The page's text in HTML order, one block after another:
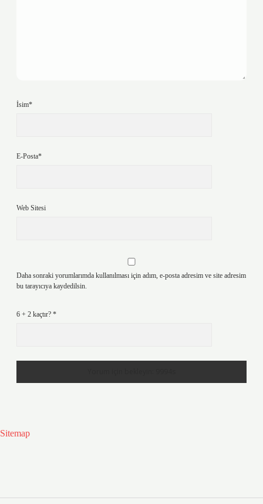
İsim*
E-Posta*
Web Sitesi
Daha sonraki yorumlarımda kullanılması için adım, e-posta adresim ve site adresim
bu tarayıcıya kaydedilsin.
6 + 2 kaçtır? *
Sitemap